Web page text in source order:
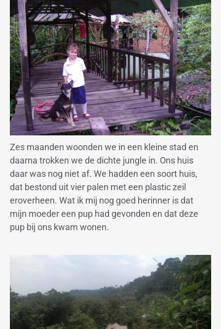
Zes maanden woonden we in een kleine stad en
daarna trokken we de dichte jungle in. Ons huis
daar was nog niet af. We hadden een soort huis,
dat bestond uit vier palen met een plastic zeil
eroverheen. Wat ik mij nog goed herinner is dat
mijn moeder een pup had gevonden en dat deze
pup bij ons kwam wonen.